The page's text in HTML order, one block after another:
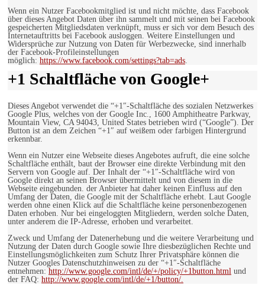
Wenn ein Nutzer Facebookmitglied ist und nicht möchte, dass Facebook
über dieses Angebot Daten über ihn sammelt und mit seinen bei Facebook
gespeicherten Mitgliedsdaten verknüpft, muss er sich vor dem Besuch des
Internetauftritts bei Facebook ausloggen. Weitere Einstellungen und
Widersprüche zur Nutzung von Daten für Werbezwecke, sind innerhalb
der Facebook-Profileinstellungen
möglich: https://www.facebook.com/settings?tab=ads.
+1 Schaltfläche von Google+
Dieses Angebot verwendet die “+1″-Schaltfläche des sozialen Netzwerkes
Google Plus, welches von der Google Inc., 1600 Amphitheatre Parkway,
Mountain View, CA 94043, United States betrieben wird (“Google”). Der
Button ist an dem Zeichen “+1″ auf weißem oder farbigen Hintergrund
erkennbar.
Wenn ein Nutzer eine Webseite dieses Angebotes aufruft, die eine solche
Schaltfläche enthält, baut der Browser eine direkte Verbindung mit den
Servern von Google auf. Der Inhalt der “+1″-Schaltfläche wird von
Google direkt an seinen Browser übermittelt und von diesem in die
Webseite eingebunden. der Anbieter hat daher keinen Einfluss auf den
Umfang der Daten, die Google mit der Schaltfläche erhebt. Laut Google
werden ohne einen Klick auf die Schaltfläche keine personenbezogenen
Daten erhoben. Nur bei eingeloggten Mitgliedern, werden solche Daten,
unter anderem die IP-Adresse, erhoben und verarbeitet.
Zweck und Umfang der Datenerhebung und die weitere Verarbeitung und
Nutzung der Daten durch Google sowie Ihre diesbezüglichen Rechte und
Einstellungsmöglichkeiten zum Schutz Ihrer Privatsphäre können die
Nutzer Googles Datenschutzhinweisen zu der “+1″-Schaltfläche
entnehmen: http://www.google.com/intl/de/+/policy/+1button.html und
der FAQ: http://www.google.com/intl/de/+1/button/.